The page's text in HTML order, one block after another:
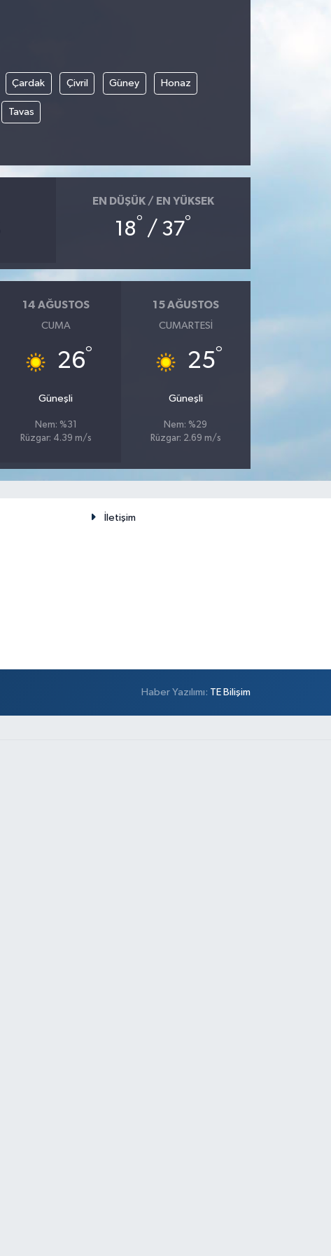
Çardak Çivril Güney Honaz
Tavas
EN DÜŞÜK / EN YÜKSEK
18° / 37°
14 AĞUSTOS
CUMA
26°
Güneşli
Nem: %31
Rüzgar: 4.39 m/s
15 AĞUSTOS
CUMARTESI
25°
Güneşli
Nem: %29
Rüzgar: 2.69 m/s
İletişim
Haber Yazılımı: TE Bilişim